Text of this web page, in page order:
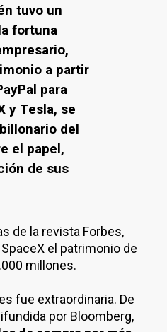
tuvo un
fortuna
a partir
para
y Tesla, se
del
el papel,
de sus
de la revista Forbes,
el patrimonio de
millones.
fue extraordinaria. De
por Bloomberg,